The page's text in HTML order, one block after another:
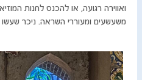
ואווירה רגועה, או להכנס לחנות
משעשעים ומעוררי השראה. ניכר שעשו